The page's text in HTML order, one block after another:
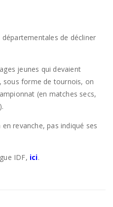
de décliner
jeunes qui devaient
sous forme de tournois, on
(en matches secs,
revanche, pas indiqué ses
IDF, ici.